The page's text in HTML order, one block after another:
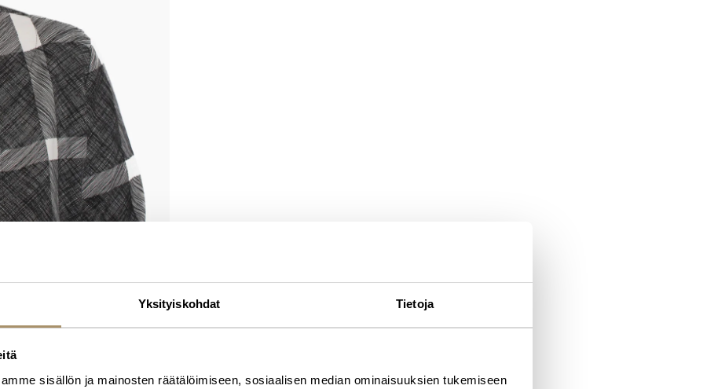
Yksityiskohdat Tietoja
sisällön ja mainosten räätälöimiseen, sosiaalisen median ominaisuuksien tukemiseen